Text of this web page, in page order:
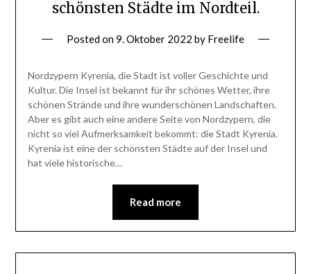
schönsten Städte im Nordteil.
Posted on9. Oktober 2022 by Freelife
Nordzypern Kyrenia, die Stadt ist voller Geschichte und
Kultur. Die Insel ist bekannt für ihr schönes Wetter, ihre
schönen Strände und ihre wunderschönen Landschaften.
Aber es gibt auch eine andere Seite von Nordzypern, die
nicht so viel Aufmerksamkeit bekommt: die Stadt Kyrenia.
Kyrenia ist eine der schönsten Städte auf der Insel und
hat viele historische…
Read more